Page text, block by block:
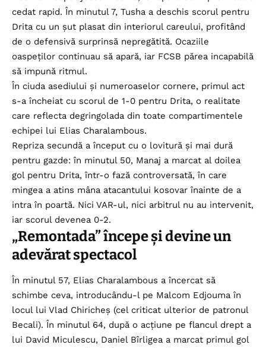
cedat rapid. În minutul 7, Tusha a deschis scorul pentru
Drita cu un șut plasat din interiorul careului, profitând
de o defensivă surprinsă nepregătită. Ocaziile
oaspeților continuau să apară, iar FCSB părea incapabilă
să impună ritmul.
În ciuda asediului și numeroaselor cornere, primul act
s-a încheiat cu scorul de 1-0 pentru Drita, o realitate
care reflecta degringolada din toate compartimentele
echipei lui Elias Charalambous.
Repriza secundă a început cu o lovitură și mai dură
pentru gazde: în minutul 50, Manaj a marcat al doilea
gol pentru Drita, într-o fază controversată, în care
mingea a atins mâna atacantului kosovar înainte de a
intra în poartă. Nici VAR-ul, nici arbitrul nu au intervenit,
iar scorul devenea 0-2.
„Remontada” începe și devine un
adevărat spectacol
În minutul 57, Elias Charalambous a încercat să
schimbe ceva, introducându-l pe Malcom Edjouma în
locul lui Vlad Chiricheș (cel criticat ulterior de patronul
Becali). În minutul 64, după o acțiune pe flancul drept a
lui David Miculescu, Daniel Bîrligea a marcat primul gol